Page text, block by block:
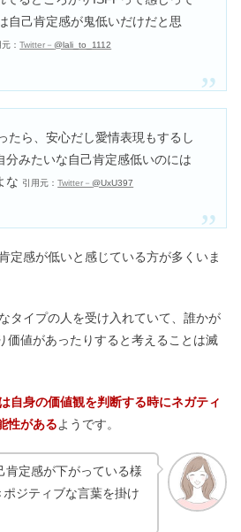
自己肯定感が鬼低いだけだと思
元：Twitter－@lali_to_1112
たら、安心だし愛情表現もするし
分みたいな自己肯定感低いのには
な 引用元：Twitter－@UxU397
定感が低いと感じている方が多くいま
タイプの人を受け入れていて、誰かが
価値があったりすると考えることは滅
自身の価値観を判断する時にネガティ
性があるようです。
肯定感が下がっている様
ジティブな言葉を掛け